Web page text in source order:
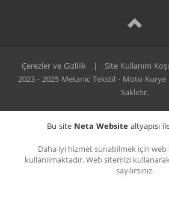
Çerezler ve Gizlilik | Site Kullanım
2023 - 2025 Metanic Tekstil - Moto Kurye
Saklıdır.
Bu site Neta Websitealtyapısı
Daha iyi hizmet sunabilmek için web
kullanılmaktadır. Web sitemizi
sayılırsınız.